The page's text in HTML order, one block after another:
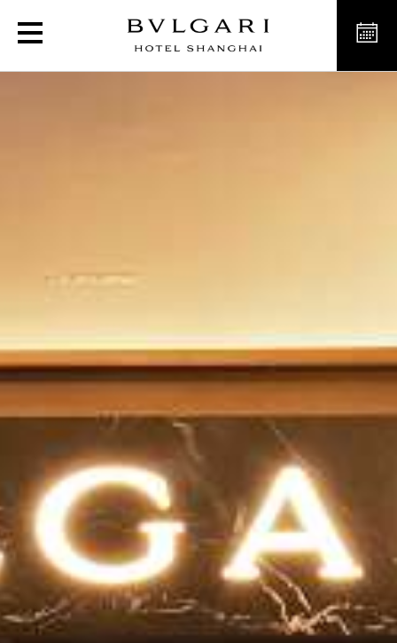
Bvlgari Dolci al Bvlgari